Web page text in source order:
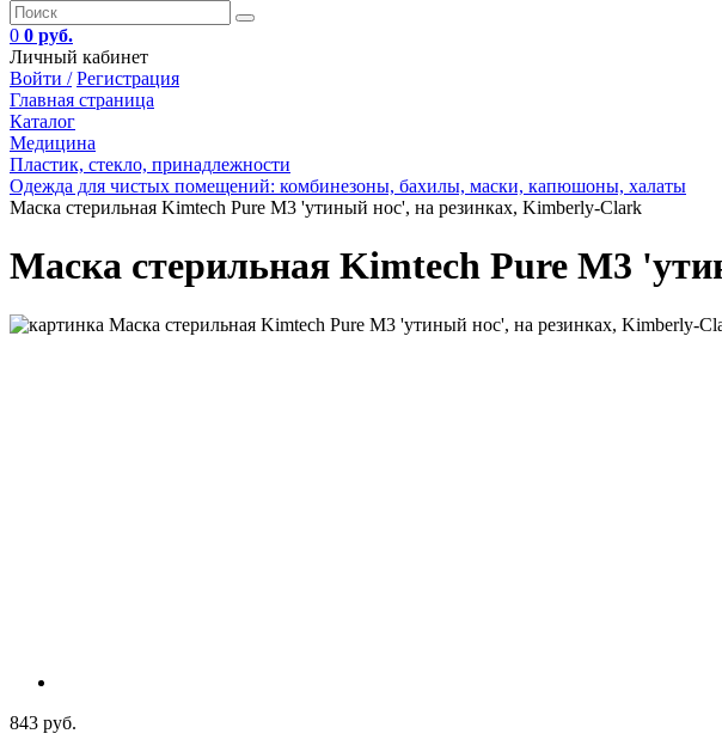
0 0 руб.
Личный кабинет
Войти / Регистрация
Главная страница
Каталог
Медицина
Пластик, стекло, принадлежности
Одежда для чистых помещений: комбинезоны, бахилы, маски, капюшоны, халаты
Маска стерильная Kimtech Pure M3 'утиный нос', на резинках, Kimberly-Clark
Маска стерильная Kimtech Pure M3
843 руб.